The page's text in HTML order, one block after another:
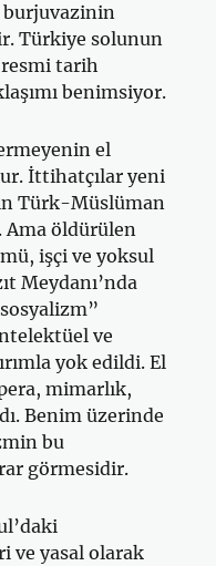
burjuvazinin
Türkiye solunun
resmi tarih
benimsiyor.
el
İttihatçılar yeni
Türk-Müslüman
Ama öldürülen
işçi ve yoksul
Meydanı’nda
ve
yok edildi. El
mimarlık,
Benim üzerinde
bu
görmesidir.
ve yasal olarak